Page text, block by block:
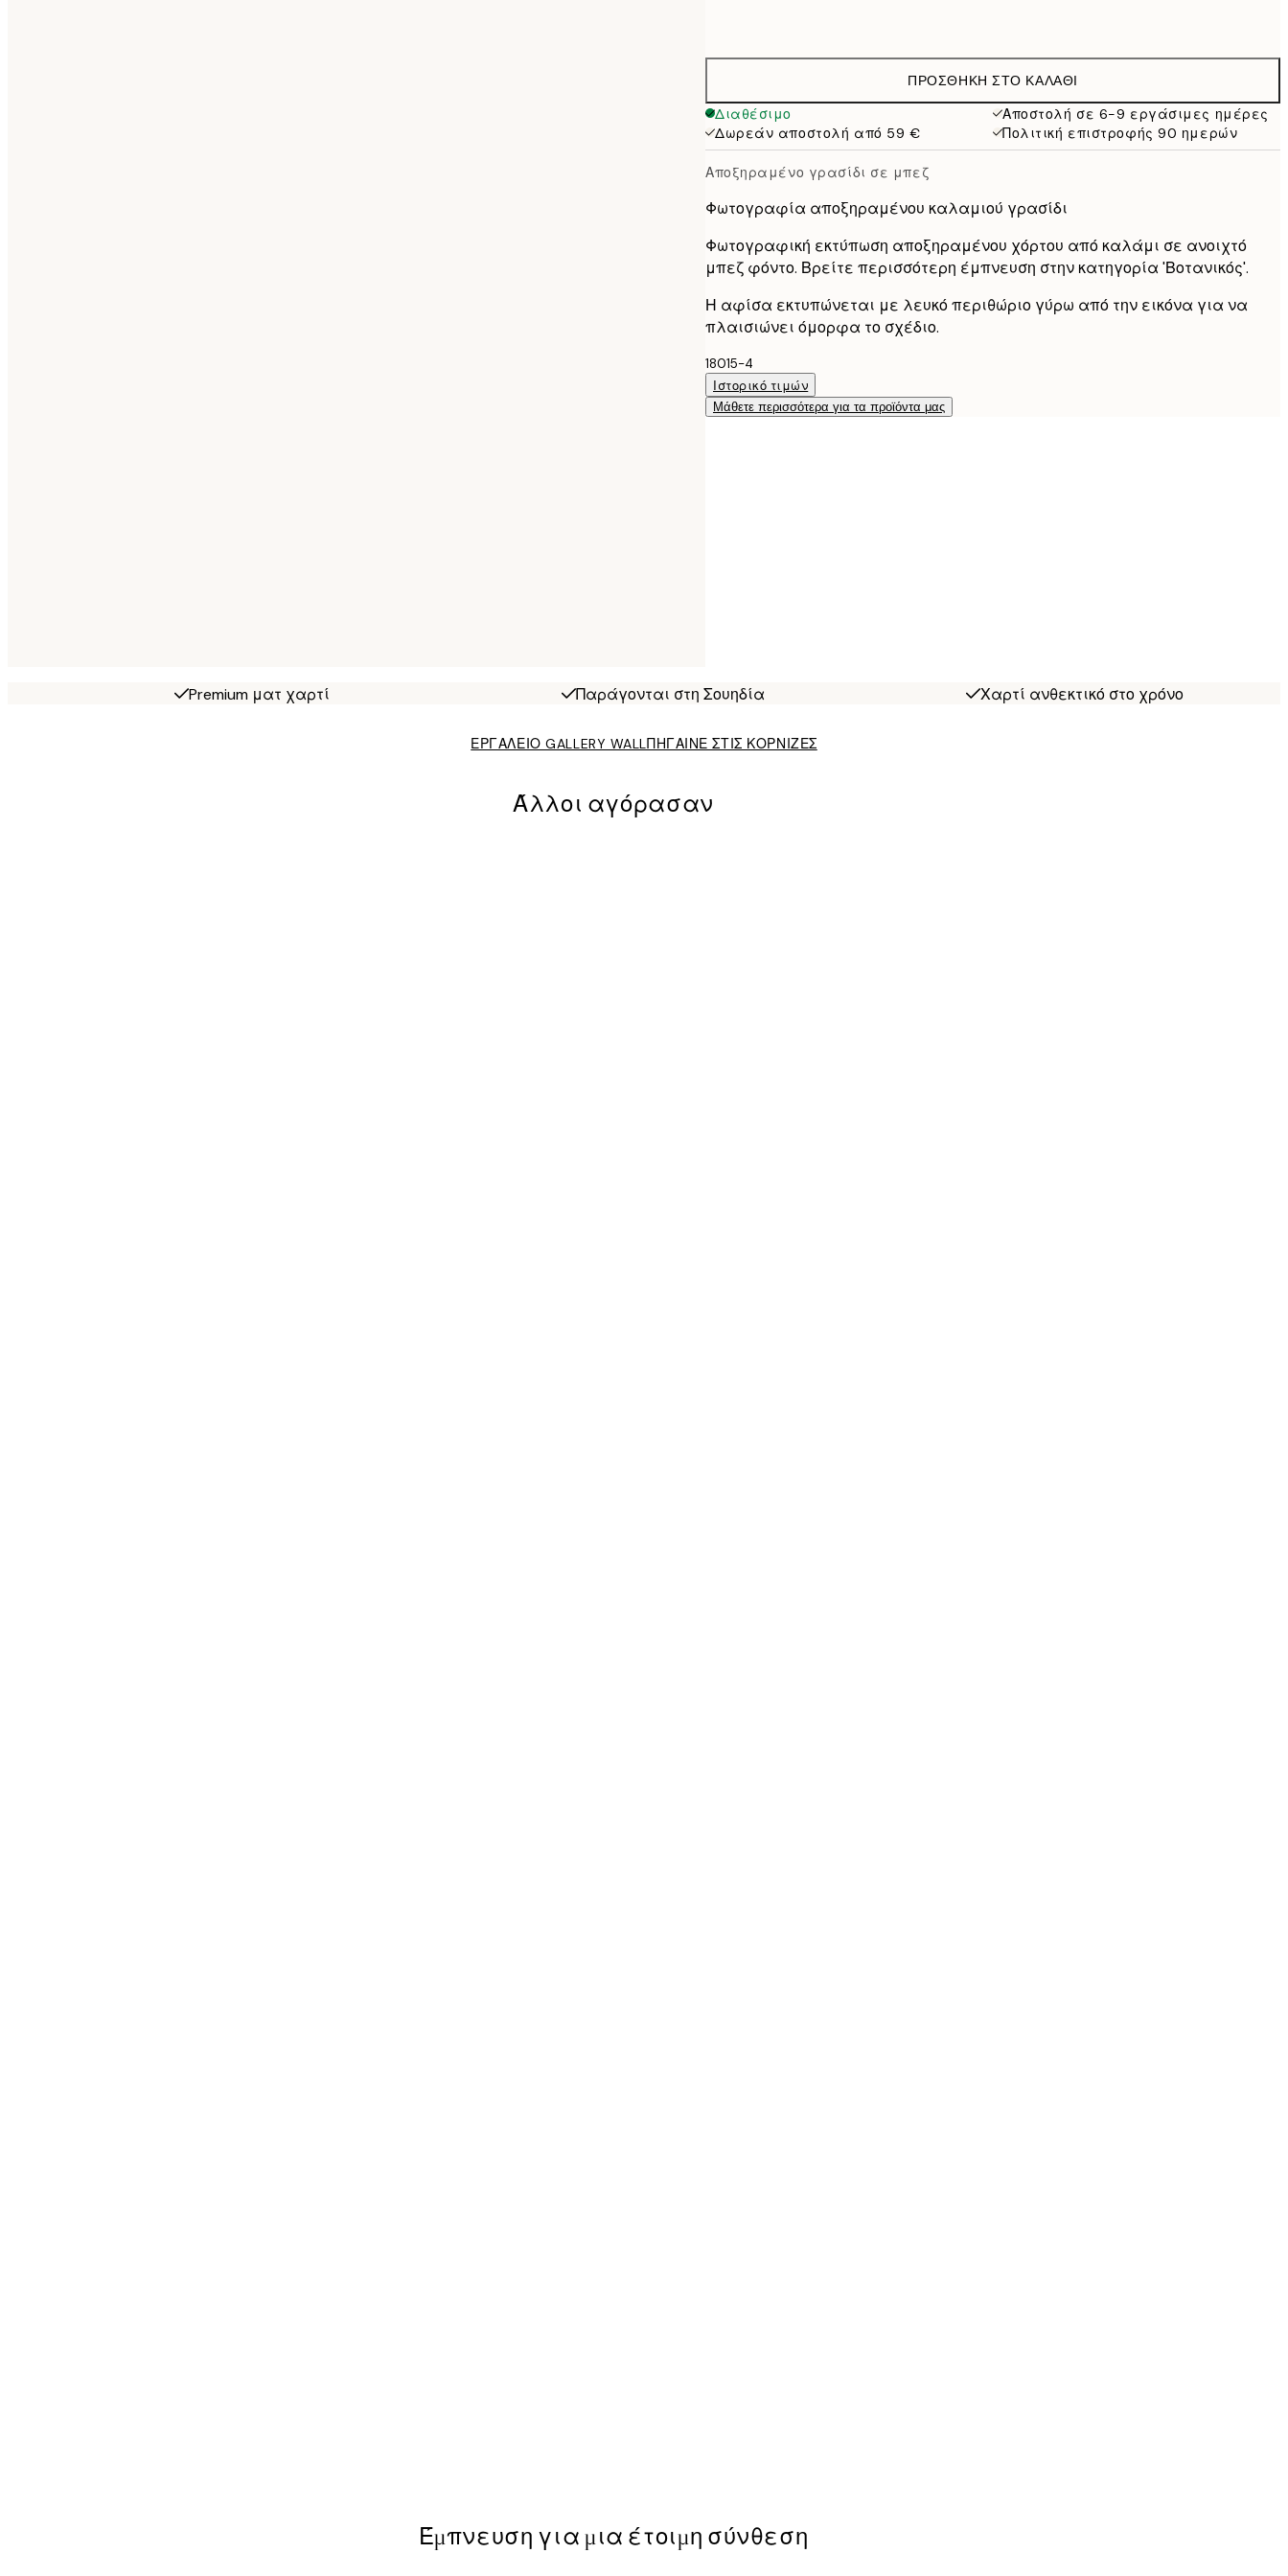
19,95 €
32,45 €
ΠΡΟΣΘΉΚΗ ΣΤΟ ΚΑΛΆΘΙ
Διαθέσιμο
Αποστολή σε 6-9 εργάσιμες ημέρες
Δωρεάν αποστολή από 59 €
Πολιτική επιστροφής 90 ημερών
Αποξηραμένο γρασίδι σε μπεζ
Φωτογραφία αποξηραμένου καλαμιού γρασίδι
Φωτογραφική εκτύπωση αποξηραμένου χόρτου από καλάμι σε ανοιχτό
μπεζ φόντο. Βρείτε περισσότερη έμπνευση στην κατηγορία 'Βοτανικός'.
Η αφίσα εκτυπώνεται με λευκό περιθώριο γύρω από την εικόνα για να
πλαισιώνει όμορφα το σχέδιο.
18015-4
Ιστορικό τιμών
Μάθετε περισσότερα για τα προϊόντα μας
Premium ματ χαρτί Παράγονται στη Σουηδία Χαρτί ανθεκτικό στο χρόνο
ΕΡΓΑΛΕΙΟ GALLERY WALLΠΗΓΑΙΝΕ ΣΤΙΣ ΚΟΡΝΙΖΕΣ
Άλλοι αγόρασαν
Έμπνευση για μια έτοιμη σύνθεση